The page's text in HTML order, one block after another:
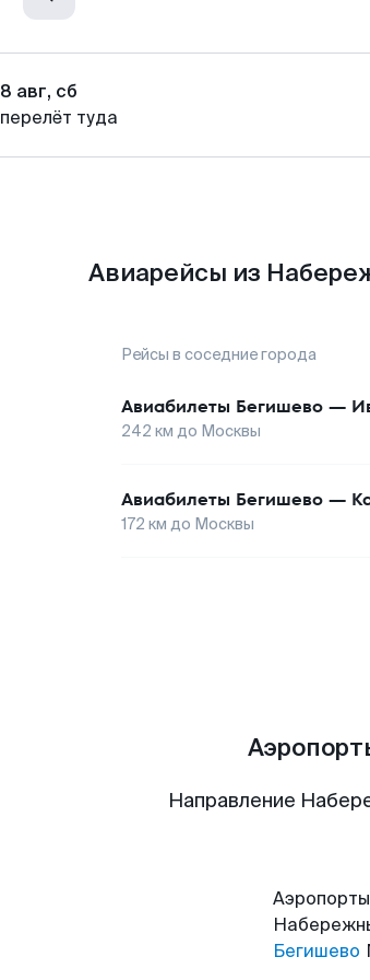
8 авг, сб
перелёт туда
Авиарейсы из
Рейсы в соседние города
Авиабилеты Бегишево —
242 км до Москвы
Авиабилеты Бегишево —
172 км до Москвы
Направление
Аэропорты
Бегишево